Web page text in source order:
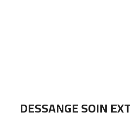
DESSANGE SOIN